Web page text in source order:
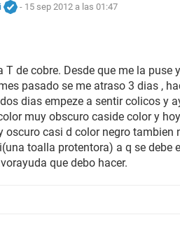
- 15 sep 2012 a las 01:47
de cobre. Desde que me la puse
pasado se me atraso 3 dias ,
dias empeze a sentir colicos y
muy obscuro caside color y
casi d color negro tambien
toalla protentora) a q se debe
que debo hacer.